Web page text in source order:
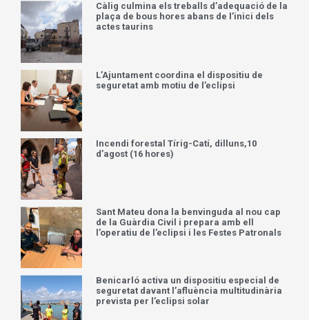
Càlig culmina els treballs d’adequació de la
plaça de bous hores abans de l’inici dels
actes taurins
L’Ajuntament coordina el dispositiu de
seguretat amb motiu de l’eclipsi
Incendi forestal Tírig-Catí, dilluns,10
d’agost (16 hores)
Sant Mateu dona la benvinguda al nou cap
de la Guàrdia Civil i prepara amb ell
l’operatiu de l’eclipsi i les Festes Patronals
Benicarló activa un dispositiu especial de
seguretat davant l’afluència multitudinària
prevista per l’eclipsi solar